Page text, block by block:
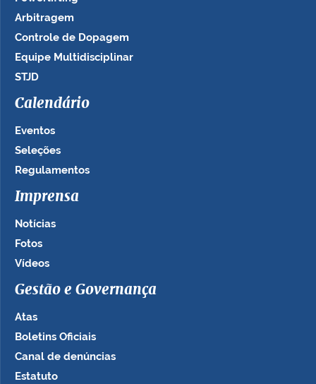
Arbitragem
Controle de Dopagem
Equipe Multidisciplinar
STJD
Calendário
Eventos
Seleções
Regulamentos
Imprensa
Notícias
Fotos
Vídeos
Gestão e Governança
Atas
Boletins Oficiais
Canal de denúncias
Estatuto